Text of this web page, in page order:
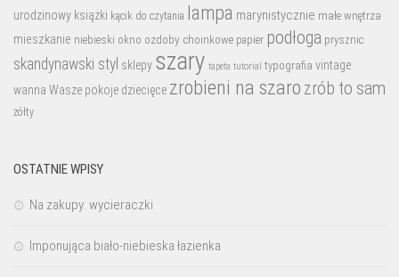
urodzinowy książki kącik do czytania lampa marynistycznie małe wnętrza
mieszkanie niebieski okno ozdoby choinkowe papier podłoga prysznic
skandynawski styl sklepy szary tapeta tutorial typografia vintage
wanna Wasze pokoje dziecięce zrobieni na szaro zrób to sam
żółty
OSTATNIE WPISY
Na zakupy: wycieraczki
Imponująca biało-niebieska łazienka